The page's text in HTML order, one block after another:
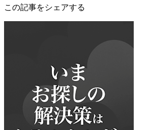
この記事をシェアする